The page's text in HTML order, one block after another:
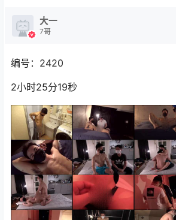
大一
7哥
编号：2420
2小时25分19秒